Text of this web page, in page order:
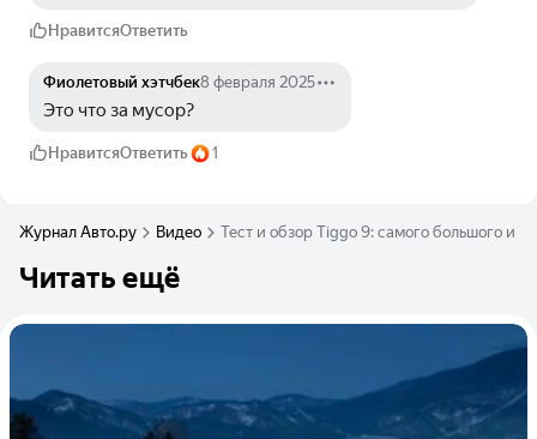
НравитсяОтветить
Фиолетовый хэтчбек8 февраля 2025
Это что за мусор?
НравитсяОтветить 1
Журнал Авто.ру Видео Тест и обзор Tiggo 9: самого большого и
Читать ещё